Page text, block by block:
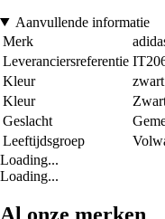
Aanvullende informatie
Merk
Leveranciersreferentie
Kleur
zwart
Kleur
Geslacht
Leeftijdsgroep
Loading...
Loading...
Al onze merken